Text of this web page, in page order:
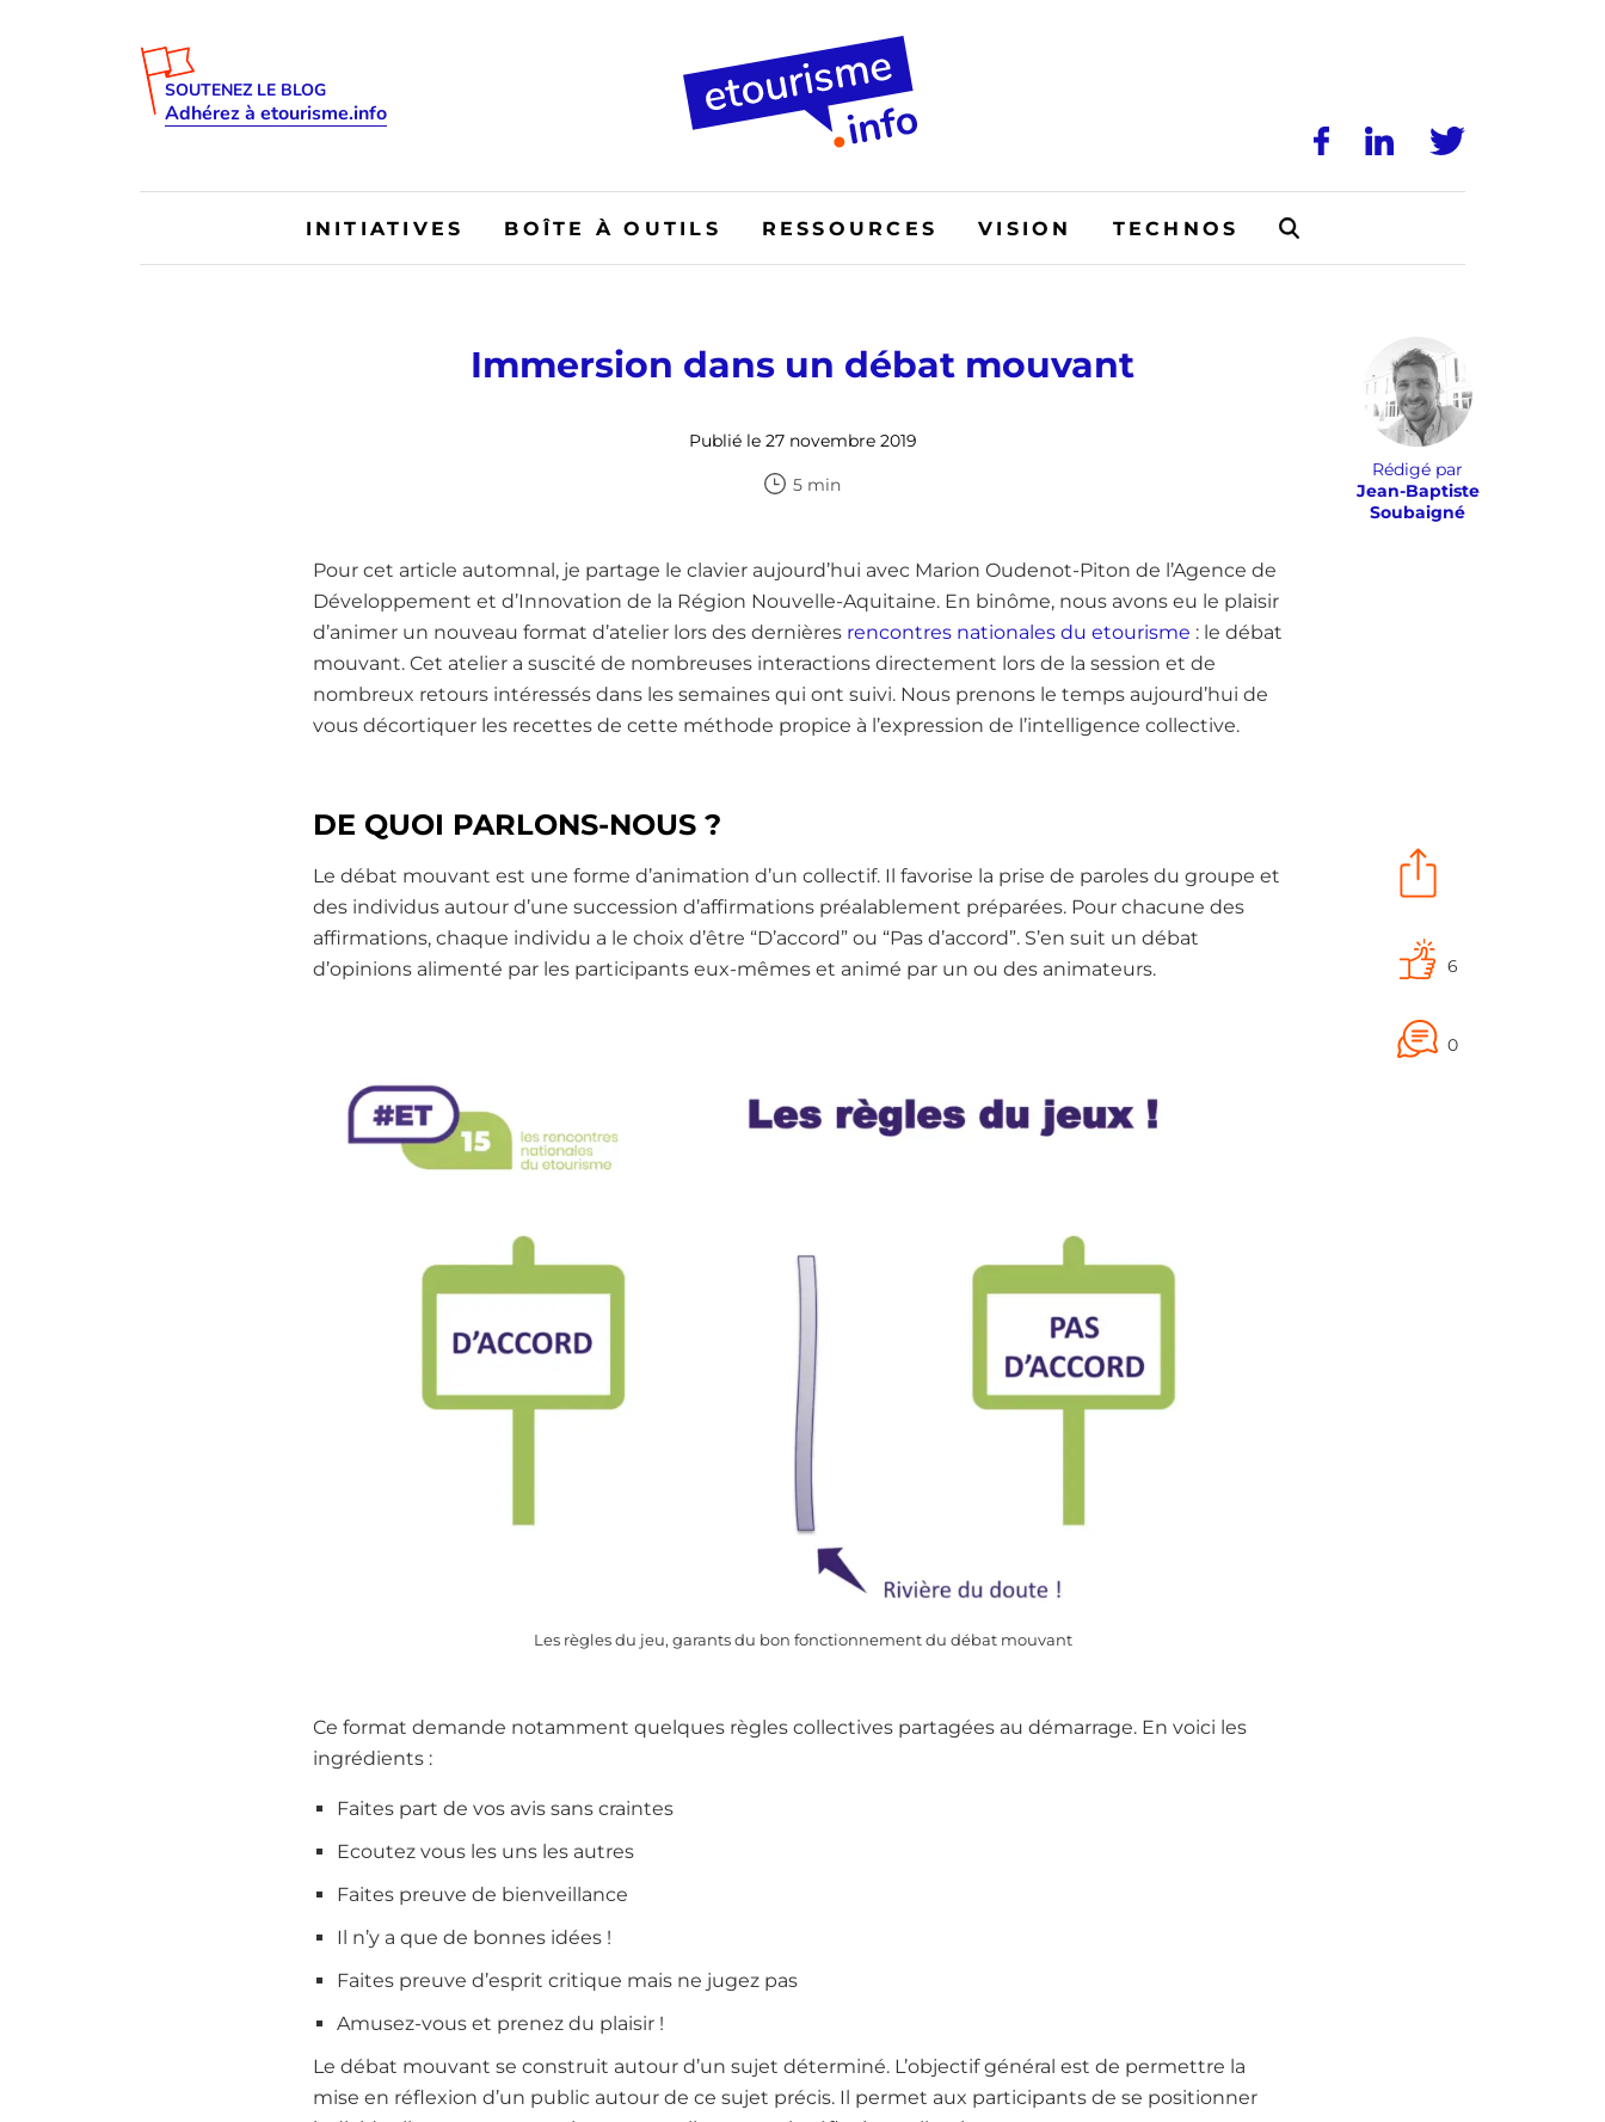
SOUTENEZ LE BLOG
Adhérez à etourisme.info
INITIATIVES BOÎTE À OUTILS RESSOURCES VISION TECHNOS
Immersion dans un débat mouvant
Publié le 27 novembre 2019
5 min
Rédigé par
Jean-Baptiste
Soubaigné
6
0
Pour cet article automnal, je partage le clavier aujourd’hui avec Marion Oudenot-Piton de l’Agence de
Développement et d’Innovation de la Région Nouvelle-Aquitaine. En binôme, nous avons eu le plaisir
d’animer un nouveau format d’atelier lors des dernières rencontres nationales du etourisme : le débat
mouvant. Cet atelier a suscité de nombreuses interactions directement lors de la session et de
nombreux retours intéressés dans les semaines qui ont suivi. Nous prenons le temps aujourd’hui de
vous décortiquer les recettes de cette méthode propice à l’expression de l’intelligence collective.
DE QUOI PARLONS-NOUS ?
Le débat mouvant est une forme d’animation d’un collectif. Il favorise la prise de paroles du groupe et
des individus autour d’une succession d’affirmations préalablement préparées. Pour chacune des
affirmations, chaque individu a le choix d’être “D’accord” ou “Pas d’accord”. S’en suit un débat
d’opinions alimenté par les participants eux-mêmes et animé par un ou des animateurs.
Les règles du jeu, garants du bon fonctionnement du débat mouvant
Ce format demande notamment quelques règles collectives partagées au démarrage. En voici les
ingrédients :
Faites part de vos avis sans craintes
Ecoutez vous les uns les autres
Faites preuve de bienveillance
Il n’y a que de bonnes idées !
Faites preuve d’esprit critique mais ne jugez pas
Amusez-vous et prenez du plaisir !
Le débat mouvant se construit autour d’un sujet déterminé. L’objectif général est de permettre la
mise en réflexion d’un public autour de ce sujet précis. Il permet aux participants de se positionner